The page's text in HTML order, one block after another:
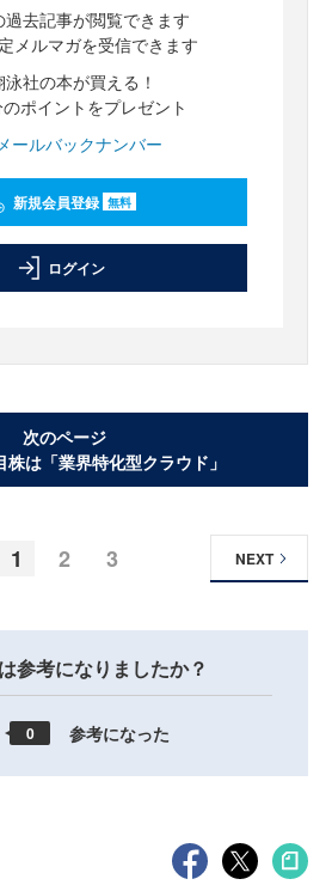
過去記事が閲覧できます
メルマガを受信できます
泳社の本が買える！
ポイントをプレゼント
ールバックナンバー
新規会員登録 無料
ログイン
次のページ
は「業界特化型クラウド」
1 2 3 NEXT
参考になりましたか？
0 参考になった